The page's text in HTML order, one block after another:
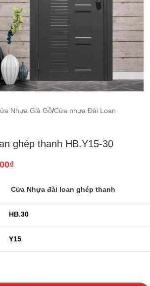
Nhựa Giả Gỗ/Cửa nhựa Đài Loan
ghép thanh HB.Y15-30
₫
Cửa Nhựa đài loan ghép thanh
HB.30
Y15